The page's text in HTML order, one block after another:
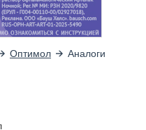
Оптимол Аналоги